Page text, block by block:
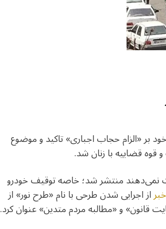
بر «الزام حجاب اجباری» تاکید و موضوع
قضاییه با زنان شد.
نمی‌دهند منتشر شد؛ خاصه توقیف خودرو
خبراز اجرایی شدن طرحی با نام «طرح نور» از
قانون» و «مطالبه مردم متدین» عنوان کرد.